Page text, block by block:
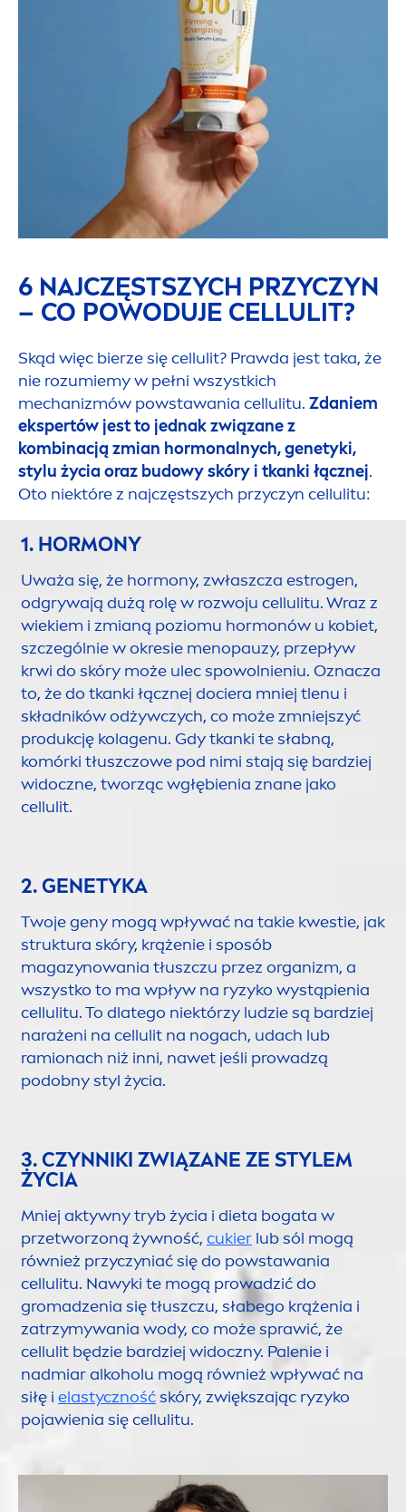
6 NAJCZĘSTSZYCH PRZYCZYN
– CO POWODUJE CELLULIT?
Skąd więc bierze się cellulit? Prawda jest taka, że
nie rozumiemy w pełni wszystkich
mechanizmów powstawania cellulitu. Zdaniem
ekspertów jest to jednak związane z
kombinacją zmian hormonalnych, genetyki,
stylu życia oraz budowy skóry i tkanki łącznej.
Oto niektóre z najczęstszych przyczyn cellulitu:
1. HORMONY
Uważa się, że hormony, zwłaszcza estrogen,
odgrywają dużą rolę w rozwoju cellulitu. Wraz z
wiekiem i zmianą poziomu hormonów u kobiet,
szczególnie w okresie menopauzy, przepływ
krwi do skóry może ulec spowolnieniu. Oznacza
to, że do tkanki łącznej dociera mniej tlenu i
składników odżywczych, co może zmniejszyć
produkcję kolagenu. Gdy tkanki te słabną,
komórki tłuszczowe pod nimi stają się bardziej
widoczne, tworząc wgłębienia znane jako
cellulit.
2. GENETYKA
Twoje geny mogą wpływać na takie kwestie, jak
struktura skóry, krążenie i sposób
magazynowania tłuszczu przez organizm, a
wszystko to ma wpływ na ryzyko wystąpienia
cellulitu. To dlatego niektórzy ludzie są bardziej
narażeni na cellulit na nogach, udach lub
ramionach niż inni, nawet jeśli prowadzą
podobny styl życia.
3. CZYNNIKI ZWIĄZANE ZE STYLEM
ŻYCIA
Mniej aktywny tryb życia i dieta bogata w
przetworzoną żywność, cukier lub sól mogą
również przyczyniać się do powstawania
cellulitu. Nawyki te mogą prowadzić do
gromadzenia się tłuszczu, słabego krążenia i
zatrzymywania wody, co może sprawić, że
cellulit będzie bardziej widoczny. Palenie i
nadmiar alkoholu mogą również wpływać na
siłę i elastycznośćskóry, zwiększając ryzyko
pojawienia się cellulitu.